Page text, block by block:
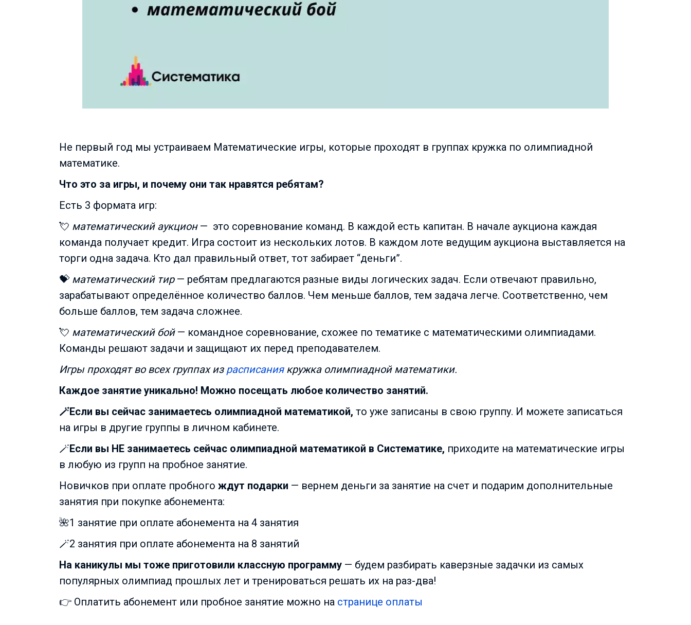
Не первый год мы устраиваем Математические игры, которые проходят в группах кружка по олимпиадной
математике.
Что это за игры, и почему они так нравятся ребятам?
Есть 3 формата игр:
💘 математический аукцион — это соревнование команд. В каждой есть капитан. В начале аукциона каждая
команда получает кредит. Игра состоит из нескольких лотов. В каждом лоте ведущим аукциона выставляется на
торги одна задача. Кто дал правильный ответ, тот забирает “деньги”.
💝 математический тир— ребятам предлагаются разные виды логических задач. Если отвечают правильно,
зарабатывают определённое количество баллов. Чем меньше баллов, тем задача легче. Соответственно, чем
больше баллов, тем задача сложнее.
💘 математический бой— командное соревнование, схожее по тематике с математическими олимпиадами.
Команды решают задачи и защищают их перед преподавателем.
Игры проходят во всех группах из расписаниякружка олимпиадной математики.
Каждое занятие уникально! Можно посещать любое количество занятий.
🪄Если вы сейчас занимаетесь олимпиадной математикой, то уже записаны в свою группу. И можете записаться
на игры в другие группы в личном кабинете.
🪄Если вы НЕ занимаетесь сейчас олимпиадной математикой в Систематике, приходите на математические игры
в любую из групп на пробное занятие.
Новичков при оплате пробного ждут подарки — вернем деньги за занятие на счет и подарим дополнительные
занятия при покупке абонемента:
🌺1 занятие при оплате абонемента на 4 занятия
🪄2 занятия при оплате абонемента на 8 занятий
На каникулы мы тоже приготовили классную программу— будем разбирать каверзные задачки из самых
популярных олимпиад прошлых лет и тренироваться решать их на раз-два!
👉 Оплатить абонемент или пробное занятие можно на странице оплаты